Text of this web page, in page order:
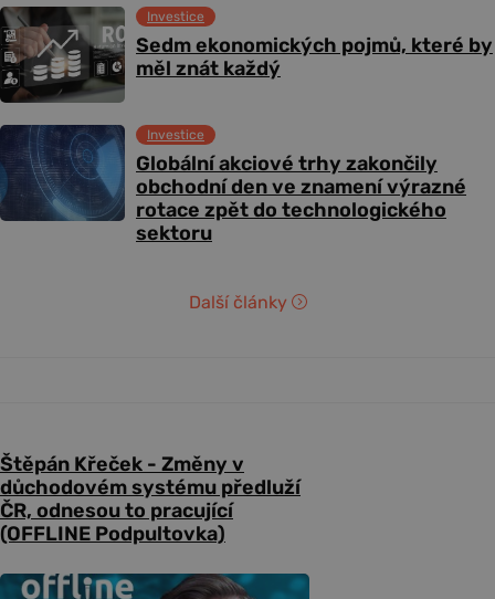
Sedm ekonomických pojmů, které by
měl znát každý
Investice
Globální akciové trhy zakončily
obchodní den ve znamení výrazné
rotace zpět do technologického
sektoru
Investice
Další články
Štěpán Křeček - Změny v
důchodovém systému předluží
ČR, odnesou to pracující
(OFFLINE Podpultovka)